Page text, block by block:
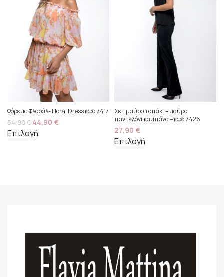
Φόρεμα Φλοράλ- Floral Dress κωδ.7417
54,90€ 44,90 €
Επιλογή
Σετ μαύρο τοπάκι – μαύρο
παντελόνι καμπάνα – κωδ.7426
27,90 €
Επιλογή